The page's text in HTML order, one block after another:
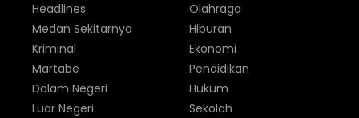
Headlines
Medan Sekitarnya
Kriminal
Martabe
Dalam Negeri
Luar Negeri
Olahraga
Hiburan
Ekonomi
Pendidikan
Hukum
Sekolah